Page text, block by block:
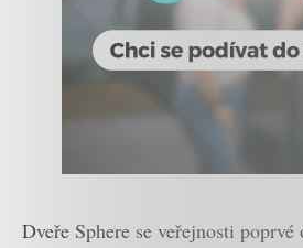
Dveře Sphere se veřejnosti